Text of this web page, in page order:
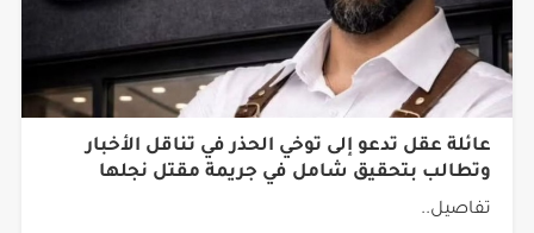
عائلة عقل تدعو إلى توخي الحذر في تناقل الأخبار
وتطالب بتحقيق شامل في جريمة مقتل نجلها
تفاصيل..